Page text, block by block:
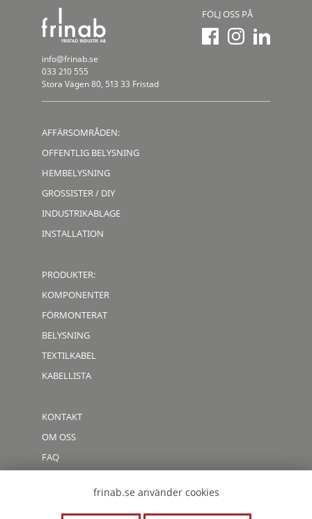
info@frinab.se
033 210 555
Stora Vägen 80, 513 33 Fristad
FÖLJ OSS PÅ
AFFÄRSOMRÅDEN:
OFFENTLIG BELYSNING
HEMBELYSNING
GROSSISTER / DIY
INDUSTRIKABLAGE
INSTALLATION
PRODUKTER:
KOMPONENTER
FÖRMONTERAT
BELYSNING
TEXTILKABEL
KABELLISTA
KONTAKT
OM OSS
FAQ
frinab.se använder cookies